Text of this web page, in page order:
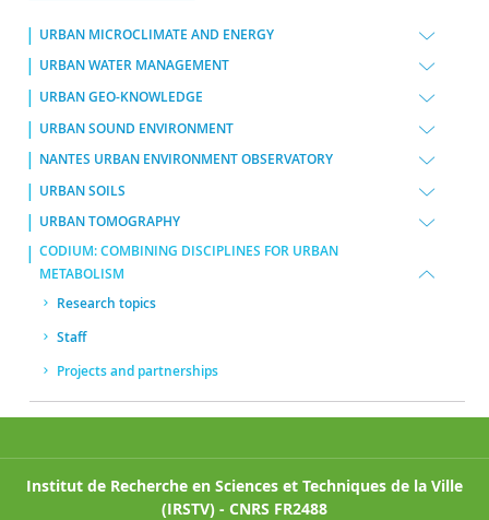
URBAN MICROCLIMATE AND ENERGY
URBAN WATER MANAGEMENT
URBAN GEO-KNOWLEDGE
URBAN SOUND ENVIRONMENT
NANTES URBAN ENVIRONMENT OBSERVATORY
URBAN SOILS
URBAN TOMOGRAPHY
CODIUM: COMBINING DISCIPLINES FOR URBAN
METABOLISM
Research topics
Staff
Projects and partnerships
Institut de Recherche en Sciences et Techniques de la Ville
(IRSTV) - CNRS FR2488